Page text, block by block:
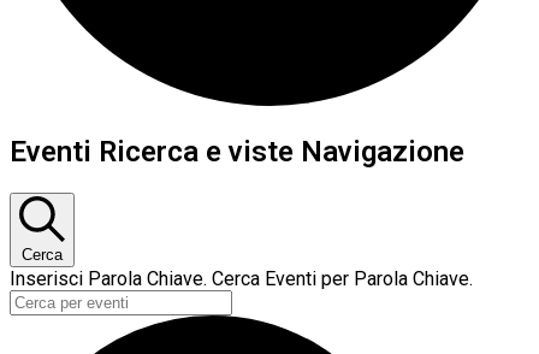
Eventi
for
Dicembre
21,
2024
Eventi Ricerca e viste Navigazione
Cerca
Inserisci Parola Chiave. Cerca Eventi per Parola Chiave.